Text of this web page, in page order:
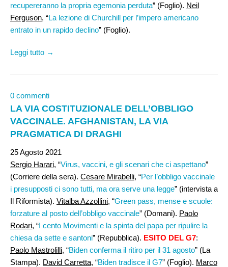
recupereranno la propria egemonia perduta” (Foglio). Neil
Ferguson, “La lezione di Churchill per l’impero americano
entrato in un rapido declino” (Foglio).
Leggi tutto →
0 commenti
LA VIA COSTITUZIONALE DELL’OBBLIGO
VACCINALE. AFGHANISTAN, LA VIA
PRAGMATICA DI DRAGHI
25 Agosto 2021
Sergio Harari, “Virus, vaccini, e gli scenari che ci aspettano”
(Corriere della sera). Cesare Mirabelli, “Per l’obbligo vaccinale
i presupposti ci sono tutti, ma ora serve una legge” (intervista a
Il Riformista). Vitalba Azzollini, “Green pass, mense e scuole:
forzature al posto dell’obbligo vaccinale” (Domani). Paolo
Rodari, “I cento Movimenti e la spinta del papa per ripulire la
chiesa da sette e santoni” (Repubblica). ESITO DEL G7:
Paolo Mastrolilli, “Biden conferma il ritiro per il 31 agosto” (La
Stampa). David Carretta, “Biden tradisce il G7” (Foglio). Marco